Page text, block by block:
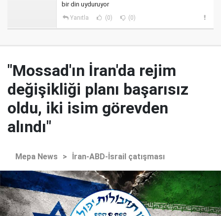
bir din uyduruyor
Yanıtla (0) (0)
"Mossad'ın İran'da rejim
değişikliği planı başarısız
oldu, iki isim görevden
alındı"
Mepa News > İran-ABD-İsrail çatışması